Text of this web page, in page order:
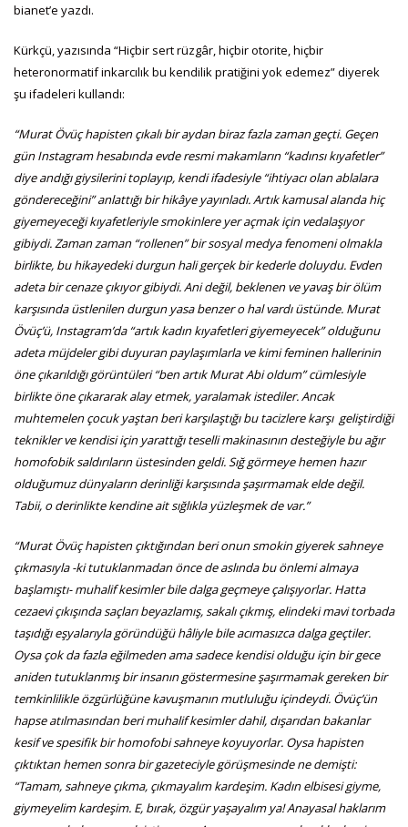
bianet’e yazdı.
Kürkçü, yazısında “Hiçbir sert rüzgâr, hiçbir otorite, hiçbir
heteronormatif inkarcılık bu kendilik pratiğini yok edemez” diyerek
şu ifadeleri kullandı:
“Murat Övüç hapisten çıkalı bir aydan biraz fazla zaman geçti. Geçen
gün Instagram hesabında evde resmi makamların “kadınsı kıyafetler”
diye andığı giysilerini toplayıp, kendi ifadesiyle “ihtiyacı olan ablalara
göndereceğini” anlattığı bir hikâye yayınladı. Artık kamusal alanda hiç
giyemeyeceği kıyafetleriyle smokinlere yer açmak için vedalaşıyor
gibiydi. Zaman zaman “rollenen” bir sosyal medya fenomeni olmakla
birlikte, bu hikayedeki durgun hali gerçek bir kederle doluydu. Evden
adeta bir cenaze çıkıyor gibiydi. Ani değil, beklenen ve yavaş bir ölüm
karşısında üstlenilen durgun yasa benzer o hal vardı üstünde. Murat
Övüç’ü, Instagram’da “artık kadın kıyafetleri giyemeyecek” olduğunu
adeta müjdeler gibi duyuran paylaşımlarla ve kimi feminen hallerinin
öne çıkarıldığı görüntüleri “ben artık Murat Abi oldum” cümlesiyle
birlikte öne çıkararak alay etmek, yaralamak istediler. Ancak
muhtemelen çocuk yaştan beri karşılaştığı bu tacizlere karşı geliştirdiği
teknikler ve kendisi için yarattığı teselli makinasının desteğiyle bu ağır
homofobik saldırıların üstesinden geldi. Sığ görmeye hemen hazır
olduğumuz dünyaların derinliği karşısında şaşırmamak elde değil.
Tabii, o derinlikte kendine ait sığlıkla yüzleşmek de var.”
“Murat Övüç hapisten çıktığından beri onun smokin giyerek sahneye
çıkmasıyla -ki tutuklanmadan önce de aslında bu önlemi almaya
başlamıştı- muhalif kesimler bile dalga geçmeye çalışıyorlar. Hatta
cezaevi çıkışında saçları beyazlamış, sakalı çıkmış, elindeki mavi torbada
taşıdığı eşyalarıyla göründüğü hâliyle bile acımasızca dalga geçtiler.
Oysa çok da fazla eğilmeden ama sadece kendisi olduğu için bir gece
aniden tutuklanmış bir insanın göstermesine şaşırmamak gereken bir
temkinlilikle özgürlüğüne kavuşmanın mutluluğu içindeydi. Övüç’ün
hapse atılmasından beri muhalif kesimler dahil, dışarıdan bakanlar
kesif ve spesifik bir homofobi sahneye koyuyorlar. Oysa hapisten
çıktıktan hemen sonra bir gazeteciyle görüşmesinde ne demişti:
“Tamam, sahneye çıkma, çıkmayalım kardeşim. Kadın elbisesi giyme,
giymeyelim kardeşim. E, bırak, özgür yaşayalım ya! Anayasal haklarım